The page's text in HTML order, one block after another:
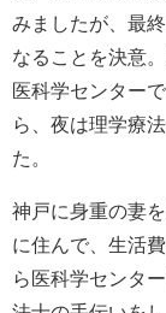
みましたが、最
なることを決意
医科学センター
ら、夜は理学療
た。
神戸に身重の妻
に住んで、生活
ら医科学センタ